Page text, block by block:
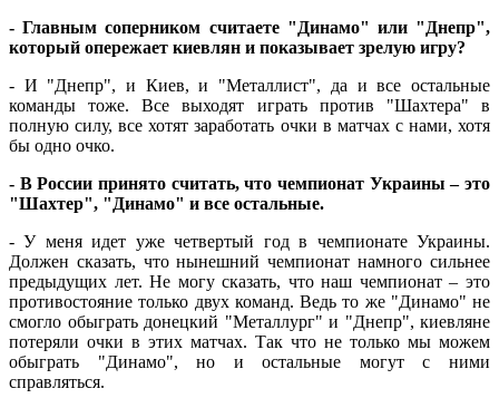
- Главным соперником считаете "Динамо" или "Днепр",
который опережает киевлян и показывает зрелую игру?
- И "Днепр", и Киев, и "Металлист", да и все остальные
команды тоже. Все выходят играть против "Шахтера" в
полную силу, все хотят заработать очки в матчах с нами, хотя
бы одно очко.
- В России принято считать, что чемпионат Украины – это
"Шахтер", "Динамо" и все остальные.
- У меня идет уже четвертый год в чемпионате Украины.
Должен сказать, что нынешний чемпионат намного сильнее
предыдущих лет. Не могу сказать, что наш чемпионат – это
противостояние только двух команд. Ведь то же "Динамо" не
смогло обыграть донецкий "Металлург" и "Днепр", киевляне
потеряли очки в этих матчах. Так что не только мы можем
обыграть "Динамо", но и остальные могут с ними
справляться.